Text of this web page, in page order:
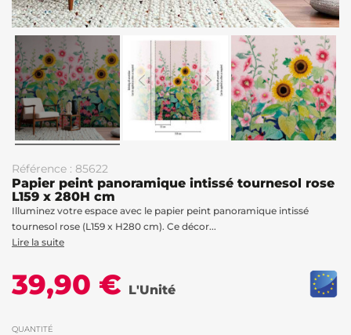
Référence : 85622
Papier peint panoramique intissé tournesol rose
L159 x 280H cm
Illuminez votre espace avec le papier peint panoramique intissé
tournesol rose (L159 x H280 cm). Ce décor...
Lire la suite
39,90 € L'Unité
QUANTITÉ